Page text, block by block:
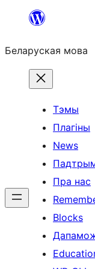
Перайсці
змесціва
Беларуская мова
Тэмы
Плагіны
News
Пра нас
Blocks